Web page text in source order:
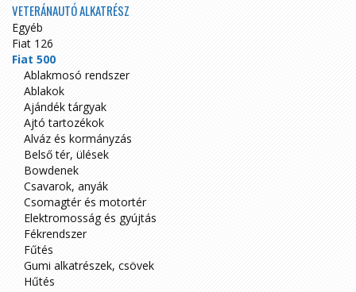
VETERÁNAUTÓ ALKATRÉSZ
Egyéb
Fiat 126
Fiat 500
Ablakmosó rendszer
Ablakok
Ajándék tárgyak
Ajtó tartozékok
Alváz és kormányzás
Belső tér, ülések
Bowdenek
Csavarok, anyák
Csomagtér és motortér
Elektromosság és gyújtás
Fékrendszer
Fűtés
Gumi alkatrészek, csövek
Hűtés